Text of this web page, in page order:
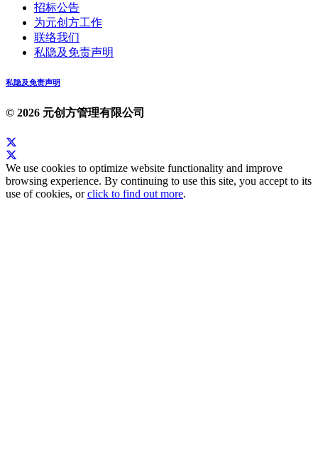
招标公告
为元创方工作
联络我们
私隐及免责声明
私隐及免责声明
© 2026 元创方管理有限公司
We use cookies to optimize website functionality and improve
browsing experience. By continuing to use this site, you accept to its
use of cookies, orclick to find out more.